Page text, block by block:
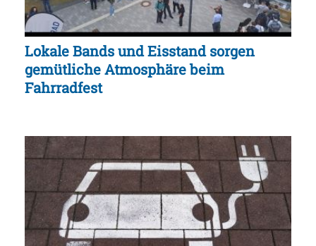
Lokale Bands und Eisstand sorgen
gemütliche Atmosphäre beim
Fahrradfest